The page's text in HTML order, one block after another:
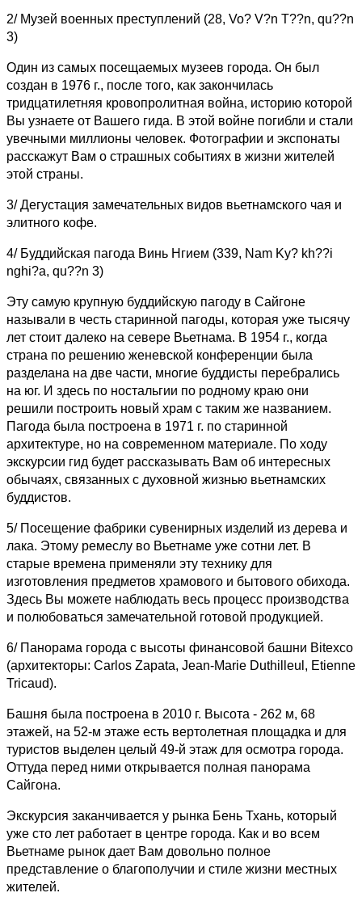
2/ Музей военных преступлений (28, Vo? V?n T??n, qu??n
3)
Один из самых посещаемых музеев города. Он был
создан в 1976 г., после того, как закончилась
тридцатилетняя кровопролитная война, историю которой
Вы узнаете от Вашего гида. В этой войне погибли и стали
увечными миллионы человек. Фотографии и экспонаты
расскажут Вам о страшных событиях в жизни жителей
этой страны.
3/ Дегустация замечательных видов вьетнамского чая и
элитного кофе.
4/ Буддийская пагода Винь Нгием (339, Nam Ky? kh??i
nghi?a, qu??n 3)
Эту самую крупную буддийскую пагоду в Сайгоне
называли в честь старинной пагоды, которая уже тысячу
лет стоит далеко на севере Вьетнама. В 1954 г., когда
страна по решению женевской конференции была
разделана на две части, многие буддисты перебрались
на юг. И здесь по ностальгии по родному краю они
решили построить новый храм с таким же названием.
Пагода была построена в 1971 г. по старинной
архитектуре, но на современном материале. По ходу
экскурсии гид будет рассказывать Вам об интересных
обычаях, связанных с духовной жизнью вьетнамских
буддистов.
5/ Посещение фабрики сувенирных изделий из дерева и
лака. Этому ремеслу во Вьетнаме уже сотни лет. В
старые времена применяли эту технику для
изготовления предметов храмового и бытового обихода.
Здесь Вы можете наблюдать весь процесс производства
и полюбоваться замечательной готовой продукцией.
6/ Панорама города с высоты финансовой башни Bitexco
(архитекторы: Carlos Zapata, Jean-Marie Duthilleul, Etienne
Tricaud).
Башня была построена в 2010 г. Высота - 262 м, 68
этажей, на 52-м этаже есть вертолетная площадка и для
туристов выделен целый 49-й этаж для осмотра города.
Оттуда перед ними открывается полная панорама
Сайгона.
Экскурсия заканчивается у рынка Бень Тхань, который
уже сто лет работает в центре города. Как и во всем
Вьетнаме рынок дает Вам довольно полное
представление о благополучии и стиле жизни местных
жителей.